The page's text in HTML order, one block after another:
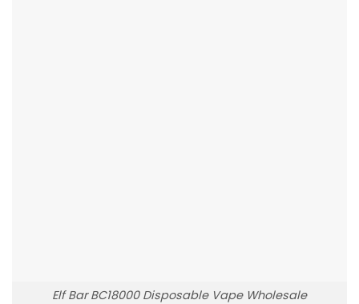
Elf Bar BC18000 Disposable Vape Wholesale